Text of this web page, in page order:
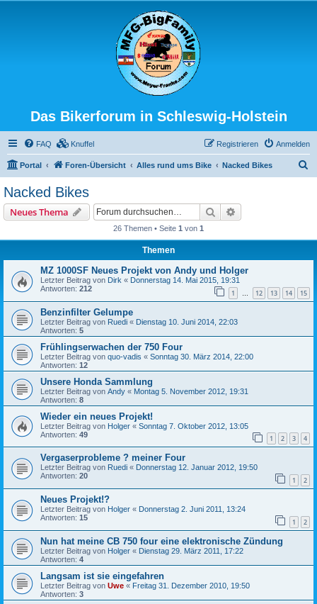
Das Bikerforum in Schleswig-Holstein
FAQ Knuffel Anmelden
Registrieren
Portal Foren-Übersicht Alles rund ums Bike Nacked Bikes
Nacked Bikes
Neues Thema Suche
26 Themen • Seite 1 von 1
Themen
MZ 1000SF Neues Projekt von Andy und Holger
Letzter Beitrag von Dirk « Donnerstag 14. Mai 2015, 19:31
Antworten: 212 1 … 12 13 14 15
Benzinfilter Gelumpe
Letzter Beitrag von Ruedi « Dienstag 10. Juni 2014, 22:03
Antworten: 5
Frühlingserwachen der 750 Four
Letzter Beitrag von quo-vadis « Sonntag 30. März 2014, 22:00
Antworten: 12
Unsere Honda Sammlung
Letzter Beitrag von Andy « Montag 5. November 2012, 19:31
Antworten: 8
Wieder ein neues Projekt!
Letzter Beitrag von Holger « Sonntag 7. Oktober 2012, 13:05
Antworten: 49 1 2 3 4
Vergaserprobleme ? meiner Four
Letzter Beitrag von Ruedi « Donnerstag 12. Januar 2012, 19:50
Antworten: 20 1 2
Neues Projekt!?
Letzter Beitrag von Holger « Donnerstag 2. Juni 2011, 13:24
Antworten: 15 1 2
Nun hat meine CB 750 four eine elektronische Zündung
Letzter Beitrag von Holger « Dienstag 29. März 2011, 17:22
Antworten: 4
Langsam ist sie eingefahren
Letzter Beitrag von Uwe « Freitag 31. Dezember 2010, 19:50
Antworten: 3